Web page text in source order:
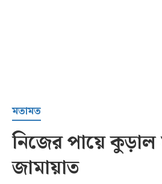
সর্বশেষ
মতামত
নিজের পায়ে কুড়াল
জামায়াত